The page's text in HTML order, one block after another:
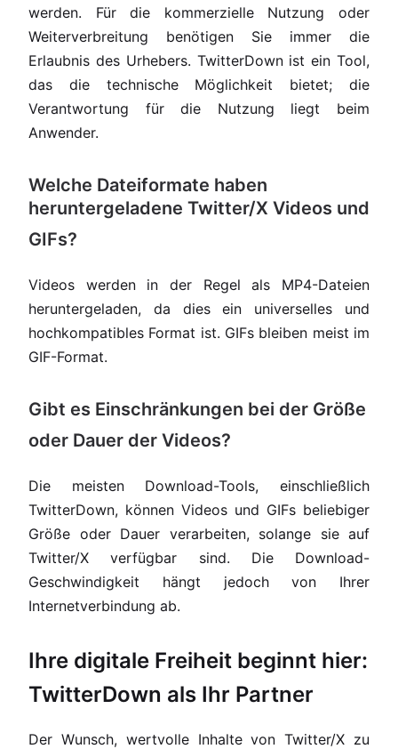
werden. Für die kommerzielle Nutzung oder
Weiterverbreitung benötigen Sie immer die
Erlaubnis des Urhebers. TwitterDown ist ein Tool,
das die technische Möglichkeit bietet; die
Verantwortung für die Nutzung liegt beim
Anwender.
Welche Dateiformate haben
heruntergeladene Twitter/X Videos und
GIFs?
Videos werden in der Regel als MP4-Dateien
heruntergeladen, da dies ein universelles und
hochkompatibles Format ist. GIFs bleiben meist im
GIF-Format.
Gibt es Einschränkungen bei der Größe
oder Dauer der Videos?
Die meisten Download-Tools, einschließlich
TwitterDown, können Videos und GIFs beliebiger
Größe oder Dauer verarbeiten, solange sie auf
Twitter/X verfügbar sind. Die Download-
Geschwindigkeit hängt jedoch von Ihrer
Internetverbindung ab.
Ihre digitale Freiheit beginnt hier:
TwitterDown als Ihr Partner
Der Wunsch, wertvolle Inhalte von Twitter/X zu